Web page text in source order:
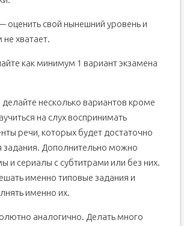
оценить свой нынешний уровень и
не хватает.
как минимум 1 вариант экзамена
несколько вариантов кроме
на слух воспринимать
речи, которых будет достаточно
задания. Дополнительно можно
и сериалы с субтитрами или без них.
именно типовые задания и
именно их.
аналогично. Делать много